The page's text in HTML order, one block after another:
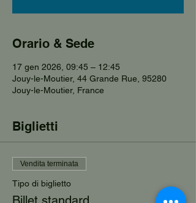
Orario & Sede
17 gen 2026, 09:45 – 12:45
Jouy-le-Moutier, 44 Grande Rue, 95280
Jouy-le-Moutier, France
Biglietti
Vendita terminata
Tipo di biglietto